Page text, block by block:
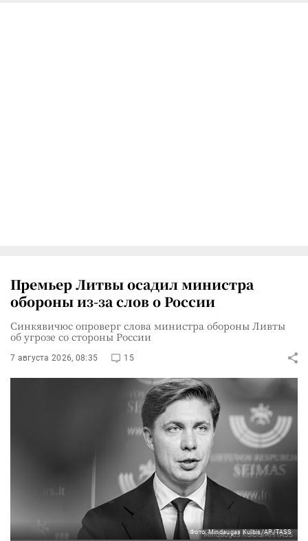
Премьер Литвы осадил министра
обороны из-за слов о России
Синкявичюс опроверг слова министра обороны Ливты
об угрозе со стороны России
7 августа 2026, 08:35 15
Фото: Mindaugas Kulbis/AP/TASS